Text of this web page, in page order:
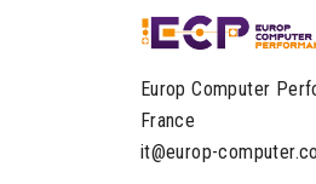
Europ Computer
France
it@europ-